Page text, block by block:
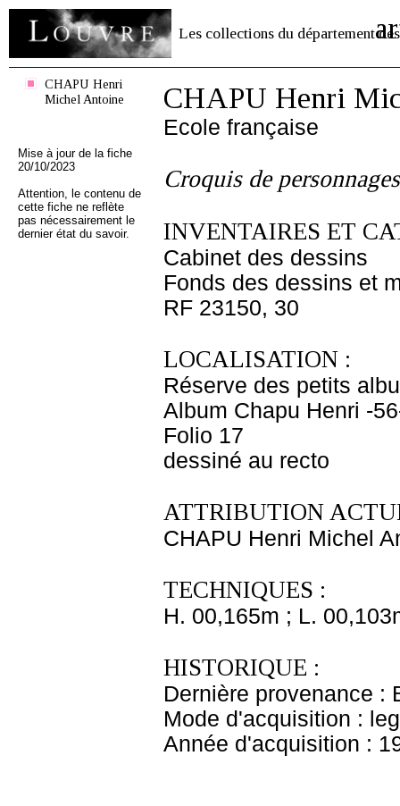
Les collections du département des
CHAPU Henri
Michel Antoine
Mise à jour de la fiche
20/10/2023
Attention, le contenu de
cette fiche ne reflète
pas nécessairement le
dernier état du savoir.
CHAPU Henri
Ecole française
Croquis de personnages
INVENTAIRES ET
Cabinet des dessins
Fonds des dessins et
RF 23150, 30
LOCALISATION :
Réserve des petits
Album Chapu Henri -
Folio 17
dessiné au recto
ATTRIBUTION
CHAPU Henri Michel
TECHNIQUES :
H. 00,165m ; L.
HISTORIQUE :
Dernière provenance :
Mode d'acquisition :
Année d'acquisition :